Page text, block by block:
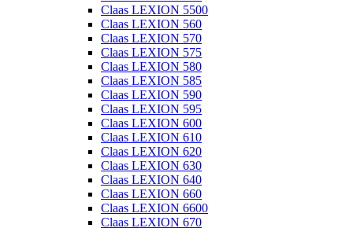
Claas LEXION 5500
Claas LEXION 560
Claas LEXION 570
Claas LEXION 575
Claas LEXION 580
Claas LEXION 585
Claas LEXION 590
Claas LEXION 595
Claas LEXION 600
Claas LEXION 610
Claas LEXION 620
Claas LEXION 630
Claas LEXION 640
Claas LEXION 660
Claas LEXION 6600
Claas LEXION 670